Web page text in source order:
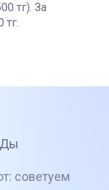
тг). За
тг.
советуем